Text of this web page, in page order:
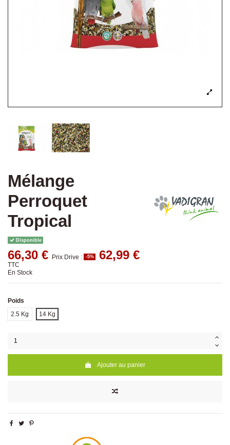
Mélange
Perroquet
Tropical
Disponible
66,30 € Prix Drive : -5% 62,99 €
TTC
En Stock
Poids
2.5 Kg
14 Kg
Ajouter au panier